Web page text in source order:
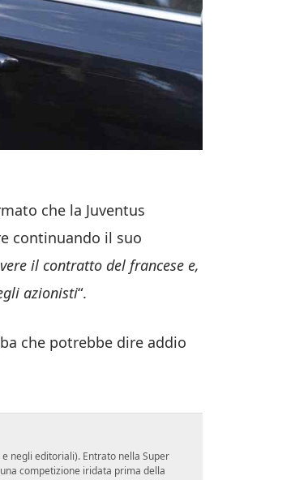
che la Juventus
continuando il suo
il contratto del francese e,
azionisti“.
che potrebbe dire addio
negli editoriali). Entrato nella Super
competizione iridata prima della